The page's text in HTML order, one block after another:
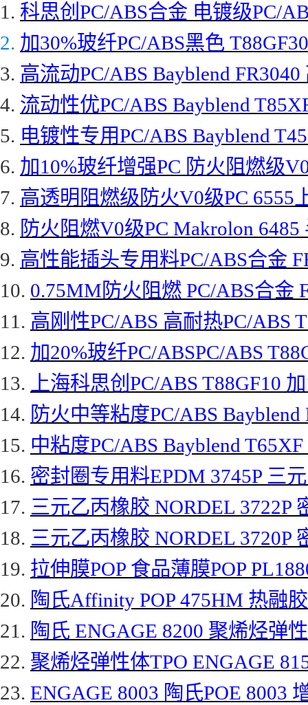
1. 科思创 PC/ABS合金 电镀级PC/
2. 加30%玻纤PC/ABS黑色
3. 高流动PC/ABS Bayblend
4. 流动性优PC/ABS Bayblend
5. 电镀性专用PC/ABS Bayblend
6. 加10%玻纤增强PC 防火阻燃级
7. 高透明阻燃级防火V0级PC 6555
8. 防火阻燃V0级PC Makrolon
9. 高性能插头专用料PC/ABS合金
10. 0.75MM防火阻燃 PC/ABS合金
11. 高刚性PC/ABS 高耐热PC/ABS
12. 加20%玻纤PC/ABSPC/ABS
13.
上海科思创 PC/ABS T88GF10
14. 防火中等粘度PC/ABS
15. 中粘度PC/ABS Bayblend
16. 密封圈专用料EPDM 3745P 三
17. 三元乙丙橡胶 NORDEL 3722P
18. 三元乙丙橡胶 NORDEL 3720P
19. 拉伸膜POP 食品薄膜POP
20. 陶氏Affinity POP 475HM 热融
21. 陶氏 ENGAGE 8200 聚烯烃弹
22. 聚烯烃弹性体TPO ENGAGE
23. ENGAGE 8003 陶氏POE 8003